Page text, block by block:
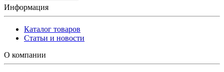
Информация
Каталог товаров
Статьи и новости
О компании